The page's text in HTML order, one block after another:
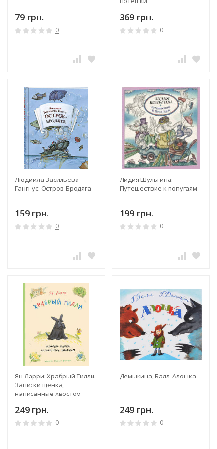
79 грн.
0
369 грн.
0
Людмила Васильева-
Гангнус: Остров-Бродяга
159 грн.
0
Лидия Шульгина:
Путешествие к попугаям
199 грн.
0
Ян Ларри: Храбрый Тилли.
Записки щенка,
написанные хвостом
249 грн.
0
Демыкина, Балл: Алошка
249 грн.
0